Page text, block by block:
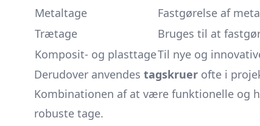
Metaltage
Fastgørelse af
Trætage
Bruges til at
Komposit- og plasttageTil nye og
Derudover anvendes tagskruer ofte i
Kombinationen af at være funktionelle og
robuste tage.